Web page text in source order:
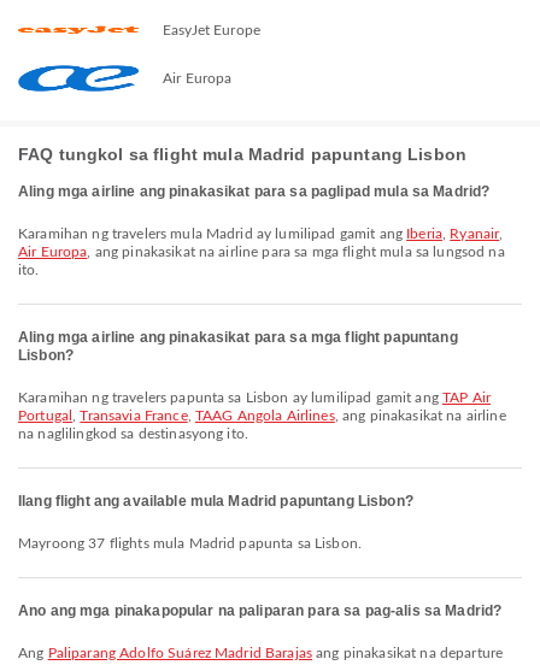
EasyJet Europe
Air Europa
FAQ tungkol sa flight mula Madrid papuntang Lisbon
Aling mga airline ang pinakasikat para sa paglipad mula sa Madrid?
Karamihan ng travelers mula Madrid ay lumilipad gamit ang Iberia, Ryanair,
Air Europa , ang pinakasikat na airline para sa mga flight mula sa lungsod na
ito.
Aling mga airline ang pinakasikat para sa mga flight papuntang
Lisbon?
Karamihan ng travelers papunta sa Lisbon ay lumilipad gamit ang TAP Air
Portugal
,Transavia France, TAAG Angola Airlines, ang pinakasikat na airline
na naglilingkod sa destinasyong ito.
Ilang flight ang available mula Madrid papuntang Lisbon?
Mayroong 37 flights mula Madrid papunta sa Lisbon.
Ano ang mga pinakapopular na paliparan para sa pag-alis sa Madrid?
Ang Paliparang Adolfo Suárez Madrid Barajas ang pinakasikat na departure